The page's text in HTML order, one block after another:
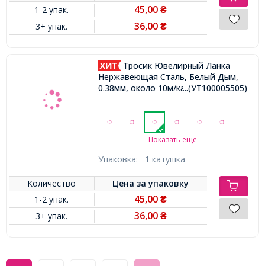
1-2 упак.
45,00₴
3+ упак. 36,00₴
Тросик Ювелирный Ланка
Нержавеющая Сталь, Белый Дым,
0.38мм, около 10м/катушка,...(УТ100005505)
Показать еще
Упаковка: 1 катушка
Количество Цена заупаковку
1-2 упак.
45,00₴
3+ упак. 36,00₴